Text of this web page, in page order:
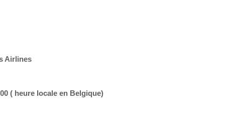
Airlines
( heure locale en Belgique)